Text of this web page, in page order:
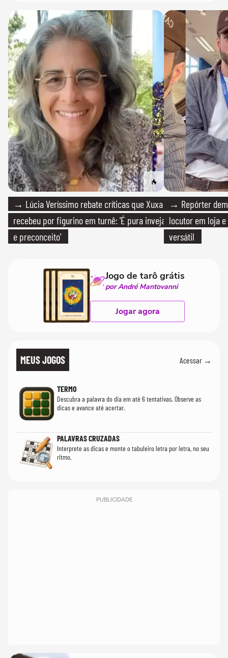
→ Lúcia Veríssimo rebate críticas que Xuxa
recebeu por figurino em turnê: 'É pura inveja
e preconceito'
→ Repórter
locutor em loja
versátil
Jogo de tarô grátis
por André Mantovanni
Jogar agora
MEUS JOGOS Acessar →
TERMO
Descubra a palavra do dia em até 6 tentativas. Observe as
dicas e avance até acertar.
PALAVRAS CRUZADAS
Interprete as dicas e monte o tabuleiro letra por letra, no seu
ritmo.
PUBLICIDADE